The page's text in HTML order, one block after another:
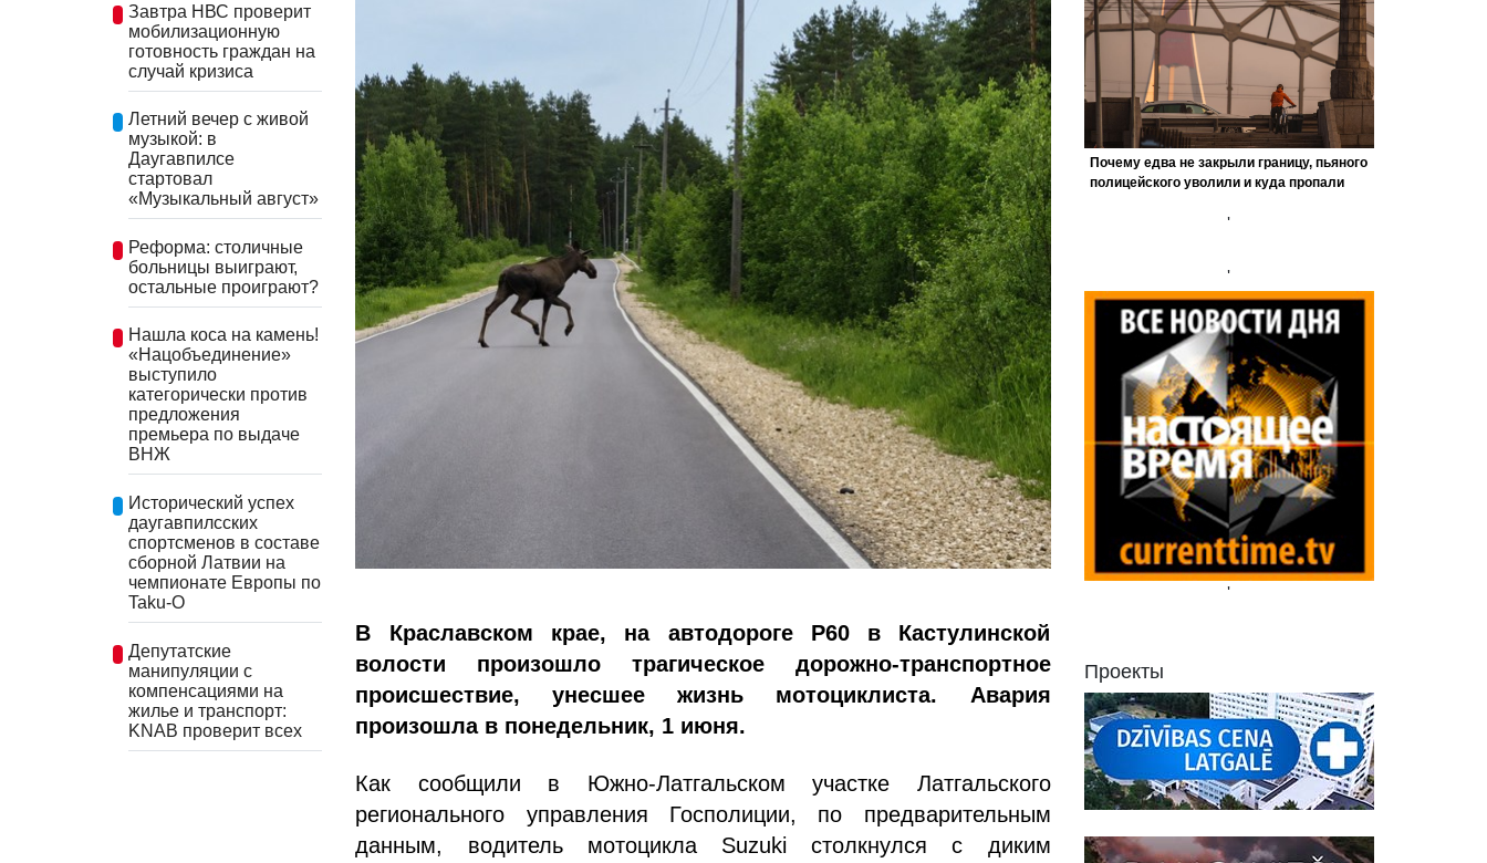
Завтра НВС проверит
мобилизационную
готовность граждан на
случай кризиса
Летний вечер с живой
музыкой: в
Даугавпилсе
стартовал
«Музыкальный август»
Реформа: столичные
больницы выиграют,
остальные проиграют?
Нашла коса на камень!
«Нацобъединение»
выступило
категорически против
предложения
премьера по выдаче
ВНЖ
Исторический успех
даугавпилсских
спортсменов в составе
сборной Латвии на
чемпионате Европы по
Taku-O
Депутатские
манипуляции с
компенсациями на
жилье и транспорт:
KNAB проверит всех
В Краславском крае, на автодороге P60 в Кастулинской
волости произошло трагическое дорожно-транспортное
происшествие, унесшее жизнь мотоциклиста. Авария
произошла в понедельник, 1 июня.
Как сообщили в Южно-Латгальском участке Латгальского
регионального управления Госполиции, по предварительным
данным, водитель мотоцикла Suzuki столкнулся с диким
'
'
'
Проекты